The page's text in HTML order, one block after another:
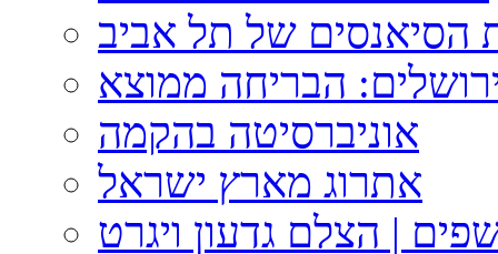
של תל אביב
הבריחה ממוצא
אוניברסיטה בהקמה
אתרוג מארץ ישראל
| הצלם גדעון ויגרט